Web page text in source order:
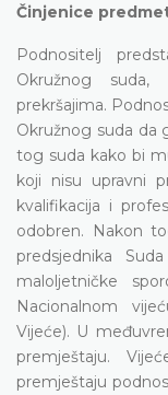
Činjenice
Podnositelj
Okružnog
prekršajima.
Okružnog suda da
tog suda kako bi
koji nisu upravni
kvalifikacija i
odobren. Nakon
predsjednika
maloljetničke
Nacionalnom
Vijeće). U
premještaju.
premještaju